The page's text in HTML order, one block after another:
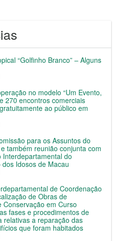
“Golfinho Branco” – Alguns
no modelo “Um Evento,
270 encontros comerciais
ao público em
para os Assuntos do
também reunião conjunta com
do
Idosos de Macau
de Coordenação
de Obras de
em Curso
fases e procedimentos de
relativas a reparação das
que foram habitados